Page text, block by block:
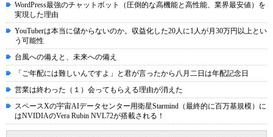
WordPress最強のチャットボット（圧倒的な高機能と高性能、業界最安値）を
実現した理由
YouTuberは本当に儲からないのか。収益化した20人に1人が月30万円以上とい
う可能性
台風への備えと、未来への備え
「ご年配には難しいんですよ」と君が言ったから八月二日は年配記念日
営業は終わった（１）会ってもらえる理由が消えた
スペースXの宇宙AIデータセンター用衛星Starmind（最終的に百万基規模）に
はNVIDIAのVera Rubin NVL72が搭載される！